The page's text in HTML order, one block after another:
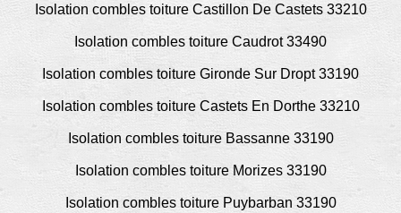
Isolation combles toiture Castillon De Castets 33210
Isolation combles toiture Caudrot 33490
Isolation combles toiture Gironde Sur Dropt 33190
Isolation combles toiture Castets En Dorthe 33210
Isolation combles toiture Bassanne 33190
Isolation combles toiture Morizes 33190
Isolation combles toiture Puybarban 33190